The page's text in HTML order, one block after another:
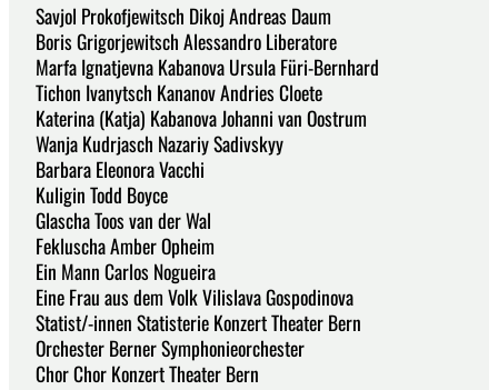
Savjol Prokofjewitsch Dikoj Andreas Daum
Boris Grigorjewitsch Alessandro Liberatore
Marfa Ignatjevna Kabanova Ursula Füri-Bernhard
Tichon Ivanytsch Kananov Andries Cloete
Katerina (Katja) Kabanova Johanni van Oostrum
Wanja Kudrjasch Nazariy Sadivskyy
Barbara Eleonora Vacchi
Kuligin Todd Boyce
Glascha Toos van der Wal
Fekluscha Amber Opheim
Ein Mann Carlos Nogueira
Eine Frau aus dem Volk Vilislava Gospodinova
Statist/-innen Statisterie Konzert Theater Bern
Orchester Berner Symphonieorchester
Chor Chor Konzert Theater Bern